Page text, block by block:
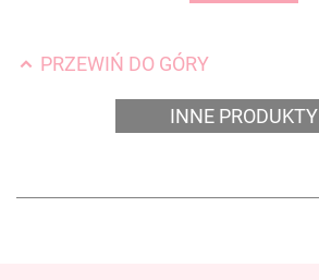
PRZEWIŃ DO GÓRY
INNE PRODUKTY